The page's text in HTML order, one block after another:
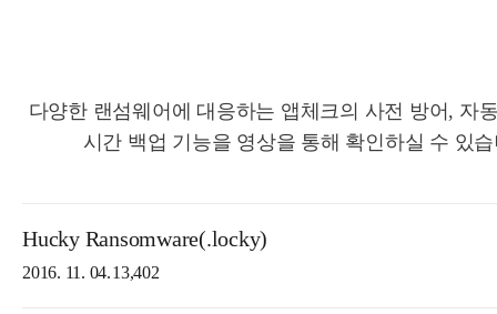
다양한 랜섬웨어에 대응하는 앱체크의 사전 방어, 자
시간 백업 기능을 영상을 통해 확인하실 수 있
Hucky Ransomware(.locky)
2016. 11. 04.13,402